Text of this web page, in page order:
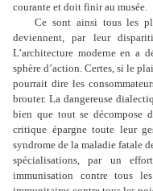
courante et doit finir au musée.
Ce sont ainsi tous les
deviennent, par leur
L’architecture moderne en a
sphère d’action. Certes, si le
pourrait dire les
brouter. La dangereuse
bien que tout se décompose
critique épargne toute leur
syndrome de la maladie fatale
spécialisations, par un
immunisation contre tous